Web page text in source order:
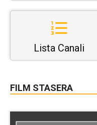
Lista Canali
FILM STASERA